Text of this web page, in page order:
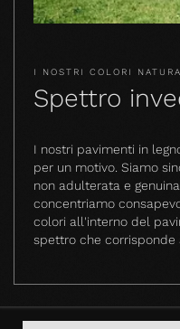
I NOSTRI COLORI
Spettro
I nostri pavimenti in
per un motivo. Siamo
non adulterata e
concentriamo
colori all'interno del
spettro che corrisponde